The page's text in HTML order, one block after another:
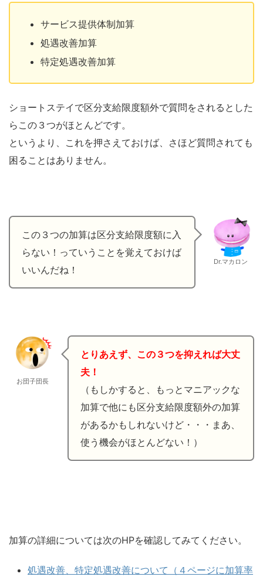
サービス提供体制加算
処遇改善加算
特定処遇改善加算
ショートステイで区分支給限度額外で質問をされるとした
らこの３つがほとんどです。
というより、これを押さえておけば、さほど質問されても
困ることはありません。
この３つの加算は区分支給限度額に入
らない！っていうことを覚えておけば
いいんだね！
Dr.マカロン
お団子団長
とりあえず、この３つを抑えれば大丈
夫！
（もしかすると、もっとマニアックな
加算で他にも区分支給限度額外の加算
があるかもしれないけど・・・まあ、
使う機会がほとんどない！）
加算の詳細については次のHPを確認してみてください。
処遇改善、特定処遇改善について（４ページに加算率